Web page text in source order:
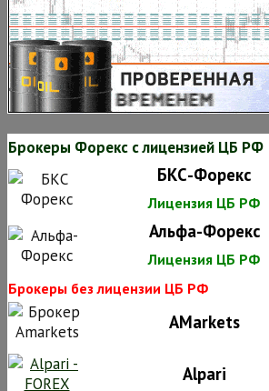
Брокеры Форекс с лицензией ЦБ РФ
БКС-Форекс
Лицензия ЦБ РФ
Альфа-Форекс
Лицензия ЦБ РФ
Брокеры без лицензии ЦБ РФ
AMarkets
Alpari